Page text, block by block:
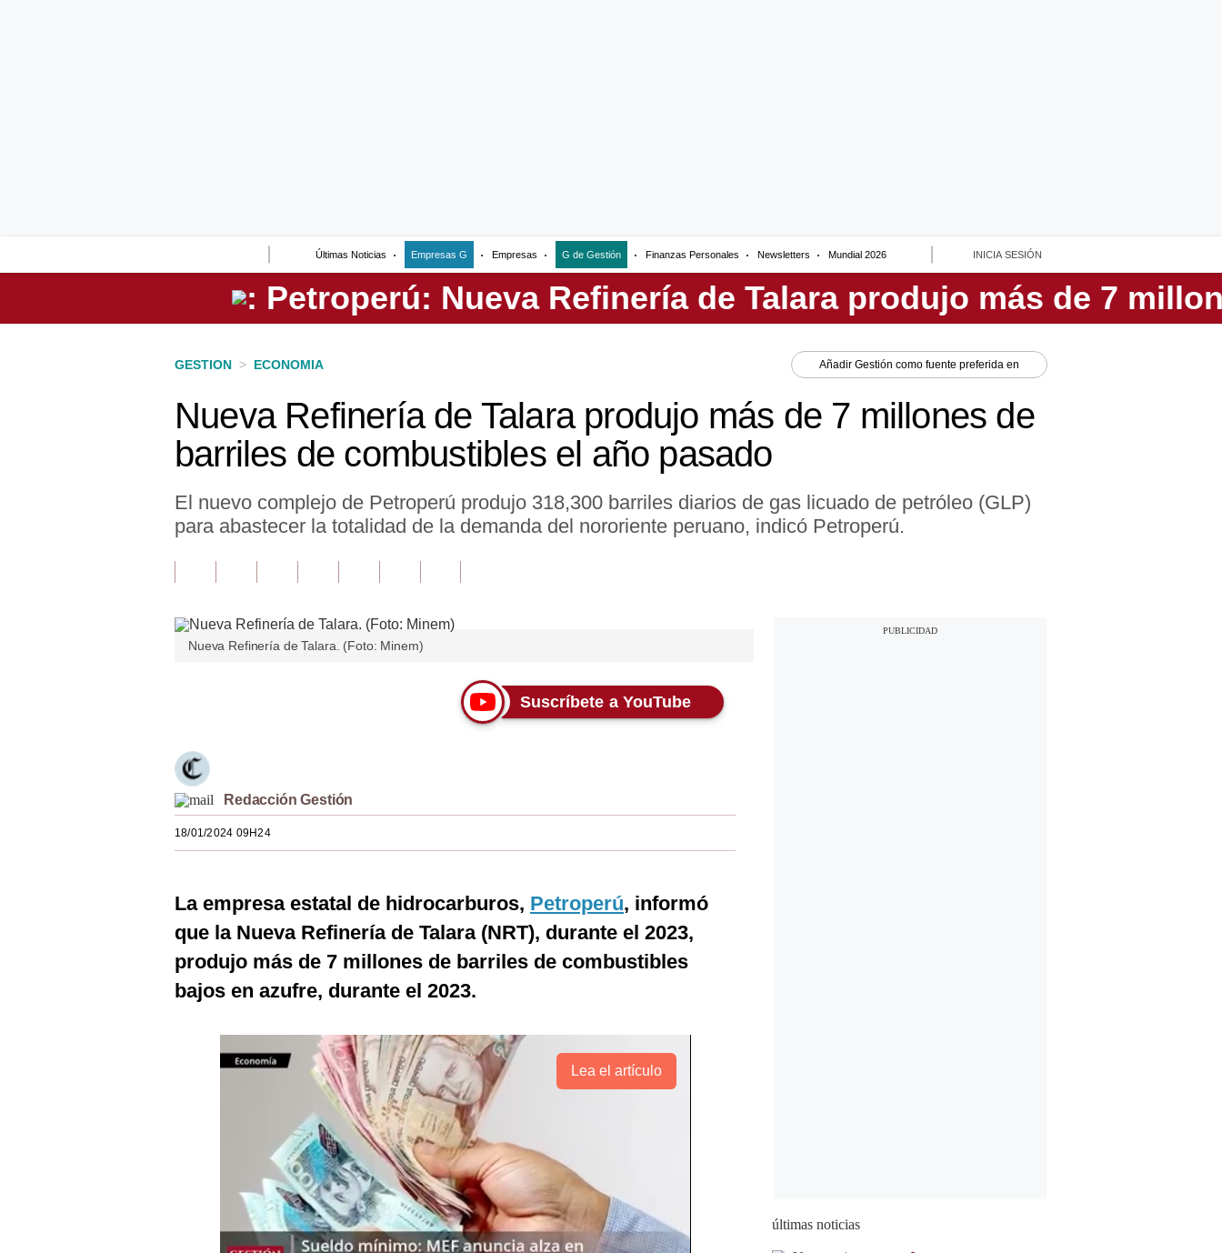
Últimas Noticias Empresas G Empresas G de Gestión Finanzas Personales Newsletters Mundial 2026 INICIA SESIÓN
Perú
GESTION > ECONOMIA Añadir Gestión como fuente preferida en
Nueva Refinería de Talara produjo más de 7 millones de
barriles de combustibles el año pasado
El nuevo complejo de Petroperú produjo 318,300 barriles diarios de gas licuado de petróleo (GLP)
para abastecer la totalidad de la demanda del nororiente peruano, indicó Petroperú.
Nueva Refinería de Talara. (Foto: Minem)
Suscríbete a YouTube
Redacción Gestión
18/01/2024 09H24
La empresa estatal de hidrocarburos, Petroperú, informó
que la Nueva Refinería de Talara (NRT), durante el 2023,
produjo más de 7 millones de barriles de combustibles
bajos en azufre, durante el 2023.
Lea el artículo
últimas noticias